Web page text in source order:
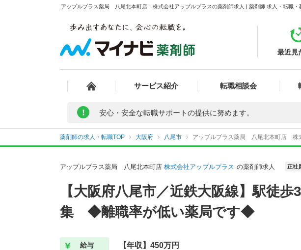
アップルプラス薬局 八尾北本町店 株式会社アップルプラスの薬剤師求人 | 薬剤師 求人・転職・
最近見
サービス紹介 転職相談会
! 安心・安全な転職サポートの提供に努めます。
薬剤師の求人・転職TOP 大阪府 八尾市 アップルプラス薬局 八尾北本町店 株
アップルプラス薬局 八尾北本町店 株式会社アップルプラス の薬剤師求人 正社
【大阪府八尾市／近鉄大阪線】駅徒
集 ◆離職率が低い薬局です◆
給与 【年収】450万円